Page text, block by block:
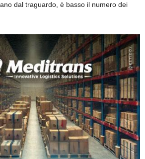
dal traguardo, è basso il numero dei